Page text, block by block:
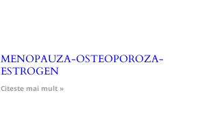
MENOPAUZA-OSTEOPOROZA-
ESTROGEN
Citeste mai mult »